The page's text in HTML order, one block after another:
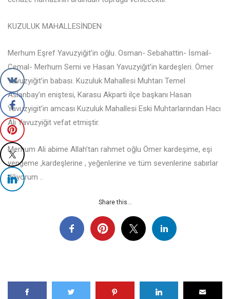
KUZULUK MAHALLESİNDEN
Merhum Eşref Yavuzyiğit’in oğlu. Osman- Sebahattin- İsmail-
Cemal- Merhum Semi ve Hasan Yavuzyiğit’in kardeşleri. Ömer
Yavuzyiğit’in babası. Kuzuluk Mahallesi Muhtarı Temel
Aslanbay’ın eniştesi, Karasu Akparti ilçe başkanı Hasan
Yavuzyigit’in amcası Kuzuluk Mahallesi Eski Muhtarlarından Hacı
Ali Yavuzyiğit vefat etmiştir.
Merhum Ali abime Allah’tan rahmet oğlu Ömer kardeşime, eşi
yengeme ,kardeşlerine , yeğenlerine ve tüm sevenlerine sabırlar
diliyorum ..
Share this...